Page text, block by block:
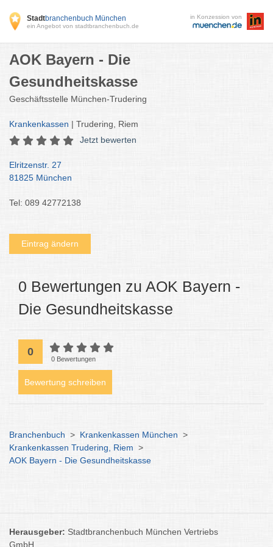
Stadtbranchenbuch München
ein Angebot von stadtbranchenbuch.de
in Konzession von
AOK Bayern - Die
Gesundheitskasse
Geschäftsstelle München-Trudering
Krankenkassen | Trudering, Riem
Jetzt bewerten
Elritzenstr. 27
81825 München
Tel: 089 42772138
Eintrag ändern
0 Bewertungen zu AOK Bayern -
Die Gesundheitskasse
0
0 Bewertungen
Bewertung schreiben
Branchenbuch > Krankenkassen München >
Krankenkassen Trudering, Riem >
AOK Bayern - Die Gesundheitskasse
Herausgeber: Stadtbranchenbuch München Vertriebs
GmbH